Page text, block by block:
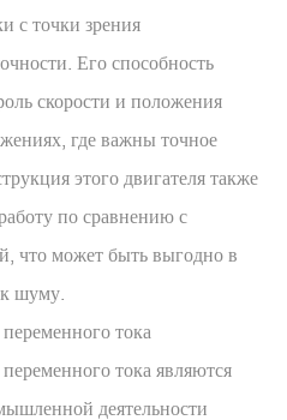
с точки зрения
Его способность
скорости и положения
где важны точное
этого двигателя также
по сравнению с
что может быть выгодно в
шуму.
тока
тока являются
деятельности